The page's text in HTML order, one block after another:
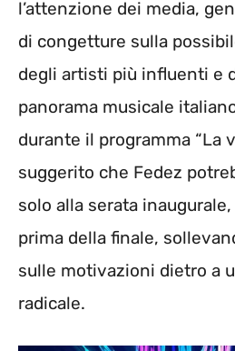
l’attenzione dei media,
di congetture sulla
degli artisti più influenti e
panorama musicale
durante il programma “La
suggerito che Fedez
solo alla serata
prima della finale,
sulle motivazioni dietro a
radicale.